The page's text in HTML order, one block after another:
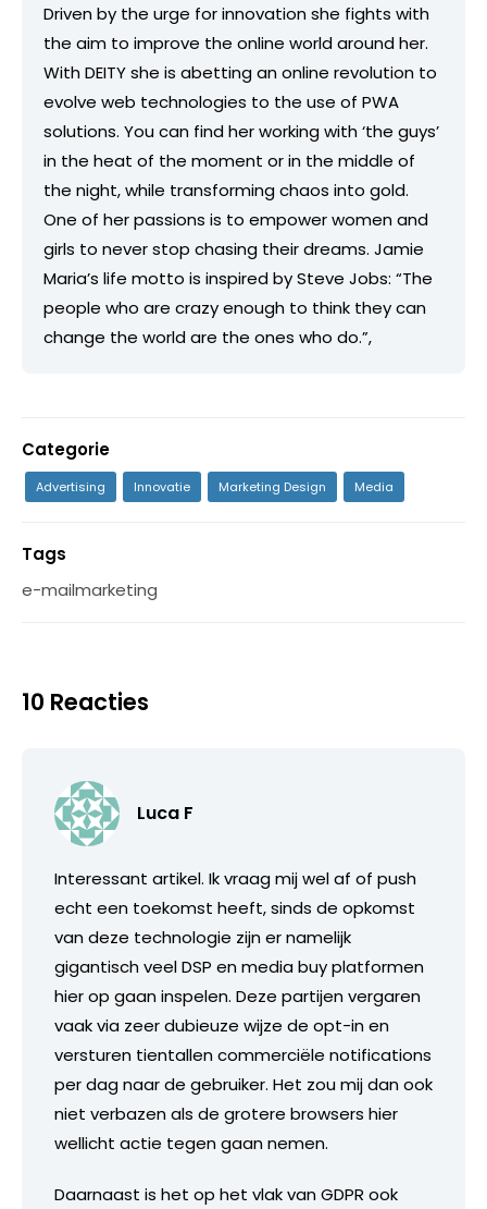
Driven by the urge for innovation she fights with
the aim to improve the online world around her.
With DEITY she is abetting an online revolution to
evolve web technologies to the use of PWA
solutions. You can find her working with ‘the guys’
in the heat of the moment or in the middle of
the night, while transforming chaos into gold.
One of her passions is to empower women and
girls to never stop chasing their dreams. Jamie
Maria’s life motto is inspired by Steve Jobs: “The
people who are crazy enough to think they can
change the world are the ones who do.”,
Categorie
Advertising Innovatie Marketing Design Media
Tags
e-mailmarketing
10 Reacties
Luca F
Interessant artikel. Ik vraag mij wel af of push
echt een toekomst heeft, sinds de opkomst
van deze technologie zijn er namelijk
gigantisch veel DSP en media buy platformen
hier op gaan inspelen. Deze partijen vergaren
vaak via zeer dubieuze wijze de opt-in en
versturen tientallen commerciële notifications
per dag naar de gebruiker. Het zou mij dan ook
niet verbazen als de grotere browsers hier
wellicht actie tegen gaan nemen.
Daarnaast is het op het vlak van GDPR ook